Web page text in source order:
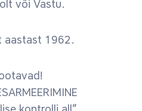
või Vastu.
aastast 1962.